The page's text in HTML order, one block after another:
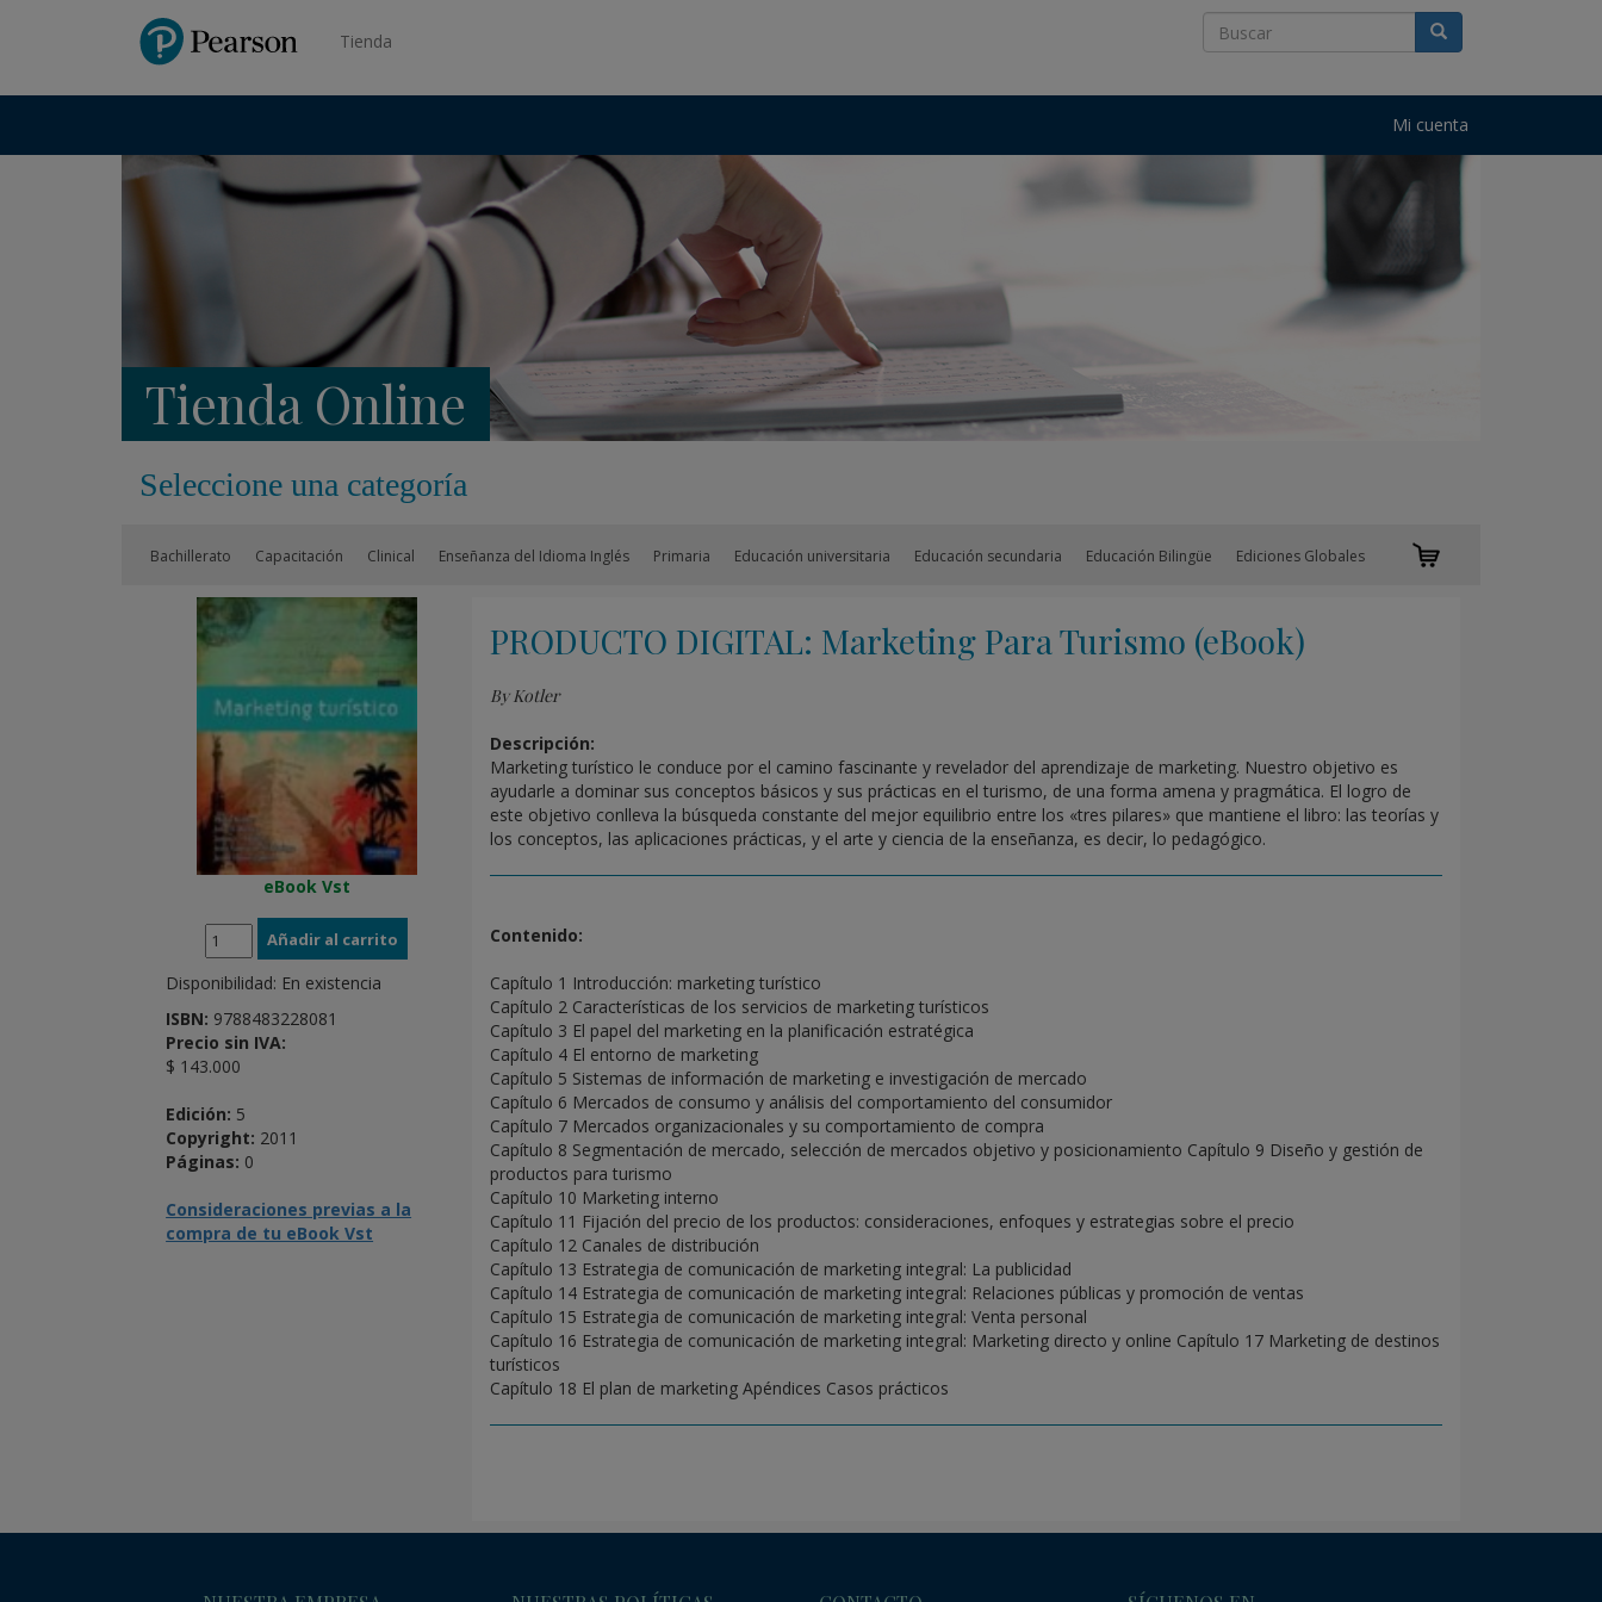
PearsonTienda
Mi cuenta
Tienda Online
Seleccione una categoría
Bachillerato Capacitación Clinical Enseñanza del Idioma Inglés Primaria Educación universitaria Educación secundaria Educación Bilingüe Ediciones Globales
eBook Vst
Disponibilidad: En existencia
ISBN: 9788483228081
Precio sin IVA:
$ 143.000
Edición: 5
Copyright: 2011
Páginas: 0
Consideraciones previas a la
compra de tu eBook Vst
PRODUCTO DIGITAL: Marketing Para Turismo (eBook)
By Kotler
Descripción:
Marketing turístico le conduce por el camino fascinante y revelador del aprendizaje de marketing. Nuestro objetivo es
ayudarle a dominar sus conceptos básicos y sus prácticas en el turismo, de una forma amena y pragmática. El logro de
este objetivo conlleva la búsqueda constante del mejor equilibrio entre los «tres pilares» que mantiene el libro: las teorías y
los conceptos, las aplicaciones prácticas, y el arte y ciencia de la enseñanza, es decir, lo pedagógico.
Contenido:
Capítulo 1 Introducción: marketing turístico
Capítulo 2 Características de los servicios de marketing turísticos
Capítulo 3 El papel del marketing en la planificación estratégica
Capítulo 4 El entorno de marketing
Capítulo 5 Sistemas de información de marketing e investigación de mercado
Capítulo 6 Mercados de consumo y análisis del comportamiento del consumidor
Capítulo 7 Mercados organizacionales y su comportamiento de compra
Capítulo 8 Segmentación de mercado, selección de mercados objetivo y posicionamiento Capítulo 9 Diseño y gestión de
productos para turismo
Capítulo 10 Marketing interno
Capítulo 11 Fijación del precio de los productos: consideraciones, enfoques y estrategias sobre el precio
Capítulo 12 Canales de distribución
Capítulo 13 Estrategia de comunicación de marketing integral: La publicidad
Capítulo 14 Estrategia de comunicación de marketing integral: Relaciones públicas y promoción de ventas
Capítulo 15 Estrategia de comunicación de marketing integral: Venta personal
Capítulo 16 Estrategia de comunicación de marketing integral: Marketing directo y online Capítulo 17 Marketing de destinos
turísticos
Capítulo 18 El plan de marketing Apéndices Casos prácticos